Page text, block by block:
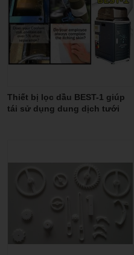
Thiết bị lọc dầu BEST-1 giúp
tái sử dụng dung dịch tưới